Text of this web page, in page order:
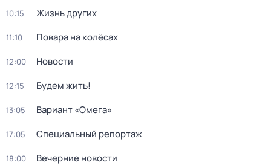
10:15 Жизнь других
11:10 Повара на колёсах
12:00 Новости
12:15 Будем жить!
13:05 Вариант «Омега»
17:05 Специальный репортаж
18:00 Вечерние новости